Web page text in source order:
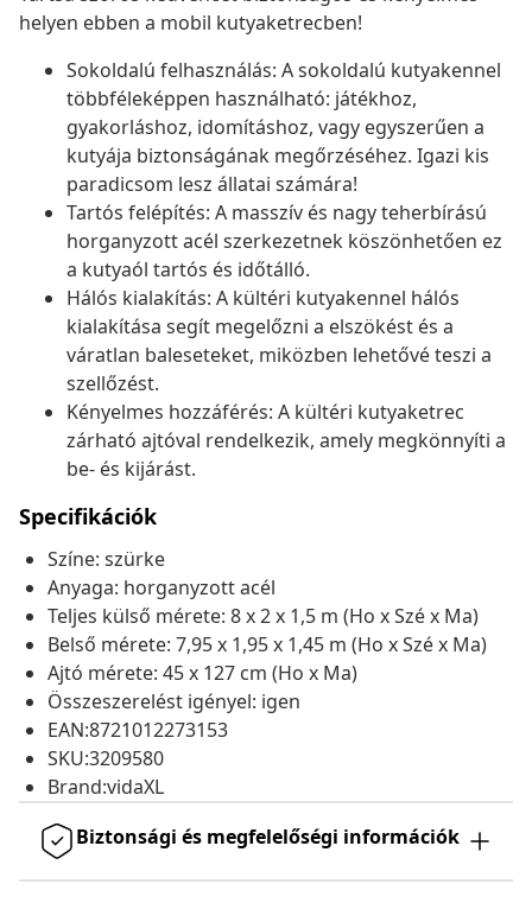
helyen ebben a mobil kutyaketrecben!
Sokoldalú felhasználás: A sokoldalú kutyakennel
többféleképpen használható: játékhoz,
gyakorláshoz, idomításhoz, vagy egyszerűen a
kutyája biztonságának megőrzéséhez. Igazi kis
paradicsom lesz állatai számára!
Tartós felépítés: A masszív és nagy teherbírású
horganyzott acél szerkezetnek köszönhetően ez
a kutyaól tartós és időtálló.
Hálós kialakítás: A kültéri kutyakennel hálós
kialakítása segít megelőzni a elszökést és a
váratlan baleseteket, miközben lehetővé teszi a
szellőzést.
Kényelmes hozzáférés: A kültéri kutyaketrec
zárható ajtóval rendelkezik, amely megkönnyíti a
be- és kijárást.
Specifikációk
Színe: szürke
Anyaga: horganyzott acél
Teljes külső mérete: 8 x 2 x 1,5 m (Ho x Szé x Ma)
Belső mérete: 7,95 x 1,95 x 1,45 m (Ho x Szé x Ma)
Ajtó mérete: 45 x 127 cm (Ho x Ma)
Összeszerelést igényel: igen
EAN:8721012273153
SKU:3209580
Brand:vidaXL
Biztonsági és megfelelőségi információk